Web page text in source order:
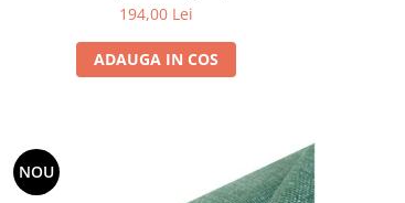
194,00 Lei
ADAUGA IN COS
NOU